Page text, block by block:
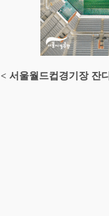
< 서울월드컵경기장 잔